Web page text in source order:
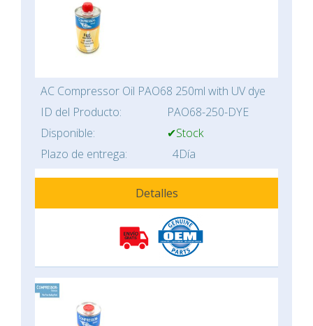
AC Compressor Oil PAO68 250ml with UV dye
ID del Producto:
PAO68-250-DYE
Disponible:
✔Stock
Plazo de entrega:
4Día
Detalles